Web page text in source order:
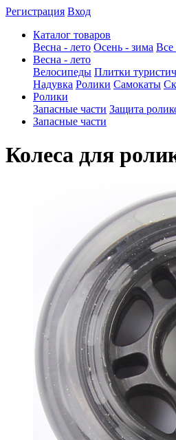
Регистрация Вход
Каталог товаров
Весна - лето Осень - зима Все
Весна - лето
Велосипеды Плитки
Надувка Ролики Самокаты
Ролики
Запасные части Защита
Запасные части
Колеса для